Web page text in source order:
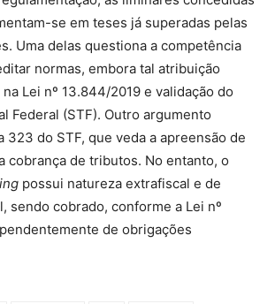
se em teses já superadas pelas
Uma delas questiona a competência
normas, embora tal atribuição
Lei nº 13.844/2019 e validação do
Federal (STF). Outro argumento
323 do STF, que veda a apreensão de
cobrança de tributos. No entanto, o
possui natureza extrafiscal e de
sendo cobrado, conforme a Lei nº
de obrigações